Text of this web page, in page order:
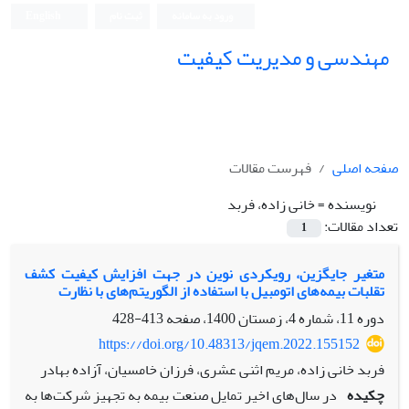
مهندسی و مدیریت کیفیت
صفحه اصلی
فهرست مقالات
نویسنده =خانی زاده، فربد
تعداد مقالات:
1
متغیر جایگزین، رویکردی نوین در جهت افزایش کیفیت کشف
تقلبات بیمه‌های ‌اتومبیل با استفاده از الگوریتم‌های ‌با نظارت
دوره 11، شماره 4، زمستان 1400، صفحه
413-428
https://doi.org/10.48313/jqem.2022.155152
فربد خانی زاده، مریم اثنی عشری، فرزان خامسیان، آزاده بهادر
چکیده در سال‌های ‌اخیر تمایل صنعت بیمه به تجهیز شرکت‌ها به